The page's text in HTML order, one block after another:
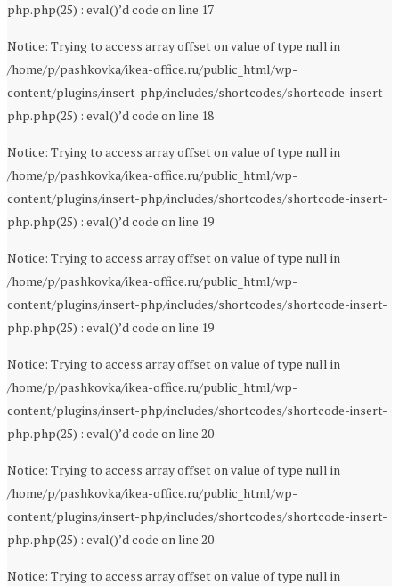
php.php(25) : eval()’d code on line 17
Notice: Trying to access array offset on value of type null in
/home/p/pashkovka/ikea-office.ru/public_html/wp-
content/plugins/insert-php/includes/shortcodes/shortcode-insert-
php.php(25) : eval()’d code on line 18
Notice: Trying to access array offset on value of type null in
/home/p/pashkovka/ikea-office.ru/public_html/wp-
content/plugins/insert-php/includes/shortcodes/shortcode-insert-
php.php(25) : eval()’d code on line 19
Notice: Trying to access array offset on value of type null in
/home/p/pashkovka/ikea-office.ru/public_html/wp-
content/plugins/insert-php/includes/shortcodes/shortcode-insert-
php.php(25) : eval()’d code on line 19
Notice: Trying to access array offset on value of type null in
/home/p/pashkovka/ikea-office.ru/public_html/wp-
content/plugins/insert-php/includes/shortcodes/shortcode-insert-
php.php(25) : eval()’d code on line 20
Notice: Trying to access array offset on value of type null in
/home/p/pashkovka/ikea-office.ru/public_html/wp-
content/plugins/insert-php/includes/shortcodes/shortcode-insert-
php.php(25) : eval()’d code on line 20
Notice: Trying to access array offset on value of type null in